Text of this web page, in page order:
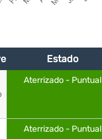
Estado
Aterrizado - Puntual
Aterrizado - Puntual